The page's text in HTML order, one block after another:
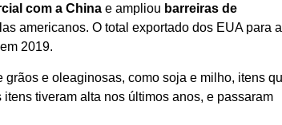
com a China e ampliou barreiras de
americanos. O total exportado dos EUA para a
2019.
e oleaginosas, como soja e milho, itens
tiveram alta nos últimos anos, e passaram